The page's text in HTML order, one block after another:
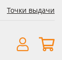
Точки выдачи